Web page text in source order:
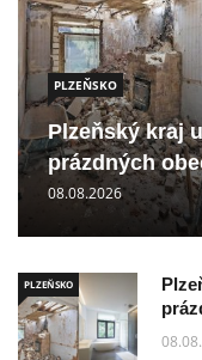
PLZEŇSKO
Plzeňský kraj
prázdných
08.08.2026
PLZEŇSKO